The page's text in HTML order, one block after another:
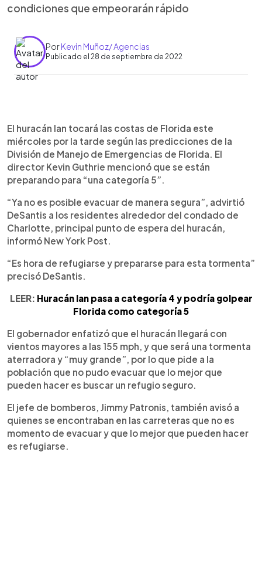
condiciones que empeorarán rápido
PorKevin Muñoz/ Agencias
Publicado el 28 de septiembre de 2022
► Escuchar artículo
El huracán Ian tocará las costas de Florida este
miércoles por la tarde según las predicciones de la
División de Manejo de Emergencias de Florida. El
director Kevin Guthrie mencionó que se están
preparando para “una categoría 5”.
“Ya no es posible evacuar de manera segura”, advirtió
DeSantis a los residentes alrededor del condado de
Charlotte, principal punto de espera del huracán,
informó New York Post.
“Es hora de refugiarse y prepararse para esta tormenta”
precisó DeSantis.
LEER: Huracán Ian pasa a categoría 4 y podría golpear
Florida como categoría 5
El gobernador enfatizó que el huracán llegará con
vientos mayores a las 155 mph, y que será una tormenta
aterradora y “muy grande”, por lo que pide a la
población que no pudo evacuar que lo mejor que
pueden hacer es buscar un refugio seguro.
El jefe de bomberos, Jimmy Patronis, también avisó a
quienes se encontraban en las carreteras que no es
momento de evacuar y que lo mejor que pueden hacer
es refugiarse.